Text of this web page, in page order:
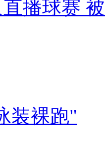
播球赛
装裸跑"